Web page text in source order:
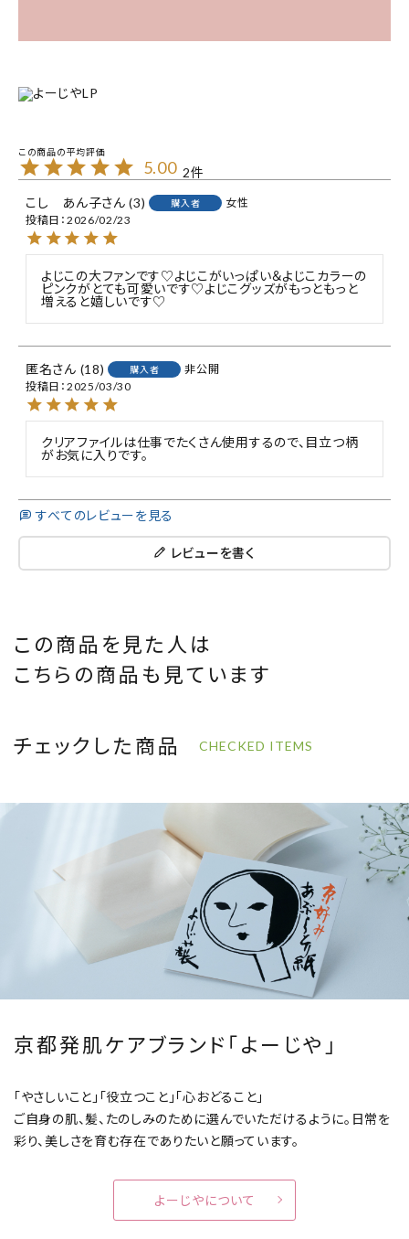
5.00 2
こし あん子
3 購入者
女性
投稿日 2026/02/23
よじこの大ファンです♡よじこがいっぱい＆よじこカラーの
ピンクがとても可愛いです♡よじこグッズがもっともっと
増えると嬉しいです♡
匿名 18 購入者
非公開
投稿日 2025/03/30
クリアファイルは仕事でたくさん使用するので、目立つ柄
がお気に入りです。
すべてのレビューを見る
レビューを書く
この商品を見た人は
こちらの商品も見ています
チェックした商品 CHECKED ITEMS
京都発肌ケアブランド「よーじや」
「やさしいこと」「役立つこと」「心おどること」
ご自身の肌、髪、たのしみのために選んでいただけるように。 日常を
彩り、美しさを育む存在でありたいと願っています。
よーじやについて